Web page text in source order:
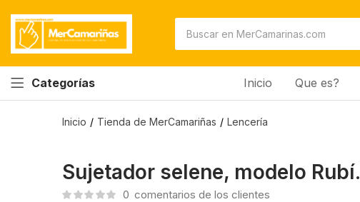
Categorías Inicio Que es?
Inicio Tienda de MerCamariñas Lencería
Sujetador selene, modelo Rubí.
0 comentarios de los clientes